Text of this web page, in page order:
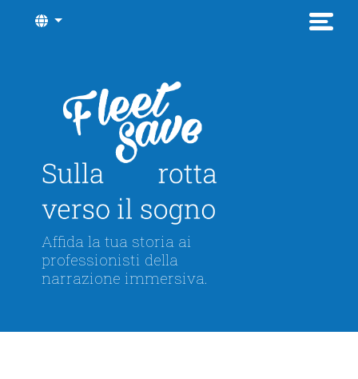
Affida la tua storia ai
professionisti della
narrazione immersiva.